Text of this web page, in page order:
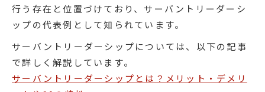
行う存在と位置づけており、サーバントリーダーシ
ップの代表例として知られています。
サーバントリーダーシップについては、以下の記事
で詳しく解説しています。
サーバントリーダーシップとは？メリット・デメリ